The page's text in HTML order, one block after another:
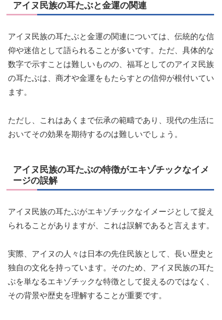
アイヌ民族の耳たぶと金運の関連
アイヌ民族の耳たぶと金運の関連については、伝統的な信
仰や迷信として語られることが多いです。ただ、具体的な
数字で示すことは難しいものの、福耳としてのアイヌ民族
の耳たぶは、商才や金運をもたらすとの信仰が根付いてい
ます。
ただし、これはあくまで伝承の範疇であり、現代の生活に
おいてその効果を期待するのは難しいでしょう。
アイヌ民族の耳たぶの特徴がエキゾチックなイメ
ージの誤解
アイヌ民族の耳たぶがエキゾチックなイメージとして捉え
られることがありますが、これは誤解であると言えます。
実際、アイヌの人々は日本の先住民族として、長い歴史と
独自の文化を持っています。そのため、アイヌ民族の耳た
ぶを単なるエキゾチックな特徴として捉えるのではなく、
その背景や歴史を理解することが重要です。